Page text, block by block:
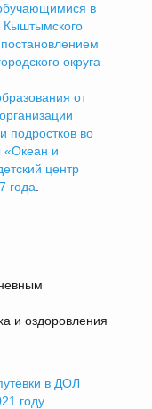
в
Кыштымского
постановлением
округа
от
подростков во
«Океан и
центр
года
и оздоровления
в ДОЛ
году